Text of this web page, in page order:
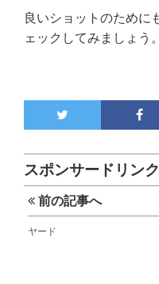
良いショットのために
ェックしてみましょう。
スポンサードリンク
前の記事へ
ヤード